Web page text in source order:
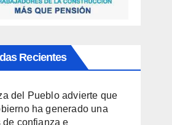
Recientes
del Pueblo advierte que
ha generado una
de confianza e